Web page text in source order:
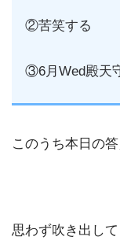
②苦笑する
③6月Wed殿天
このうち本日の
思わず吹き出し